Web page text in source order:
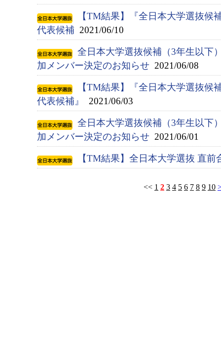
【TM結果】『全日本大学選抜候
代表候補 2021/06/10
全日本大学選抜候補（3年生以下
加メンバー決定のお知らせ 2021/06/08
【TM結果】『全日本大学選抜候
代表候補』
2021/06/03
全日本大学選抜候補（3年生以下
加メンバー決定のお知らせ 2021/06/01
【TM結果】全日本大学選抜 直前
<< 1 2 3 4 5 6 7 8 9 10